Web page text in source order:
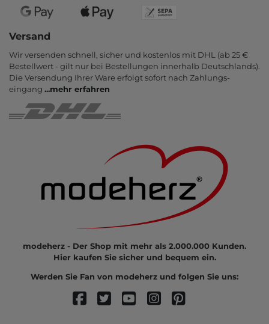
Versand
Wir versenden schnell, sicher und kostenlos mit DHL (ab 25 €
Bestell­wert - gilt nur bei Bestel­lungen inner­halb Deutsch­lands).
Die Ver­sendung Ihrer Ware er­folgt sofort nach Zahlungs­
eingang ...mehr erfahren
modeherz - Der Shop mit mehr als 2.000.000 Kunden.
Hier kaufen Sie sicher und bequem ein.
Werden Sie Fan von modeherz und folgen Sie uns: